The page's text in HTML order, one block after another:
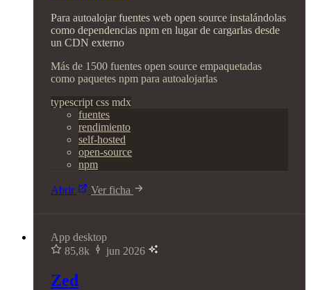
Para autoalojar fuentes web open source instalándolas
como dependencias npm en lugar de cargarlas desde
un CDN externo
Más de 1500 fuentes open source empaquetadas
como paquetes npm para autoalojarlas
typescript css mdx
fuentes
rendimiento
self-hosted
open-source
npm
Abrir Ver ficha
App desktop
85,8k
jun 2026
Zed